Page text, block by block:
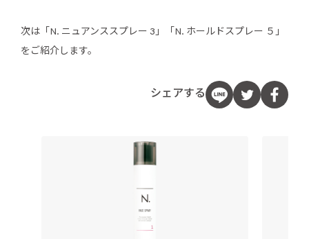
次は「N. ニュアンススプレー 3」「N. ホールドスプレー ５」
をご紹介します。
シェアする